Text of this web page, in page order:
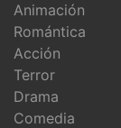
Animación
Romántica
Acción
Terror
Drama
Comedia